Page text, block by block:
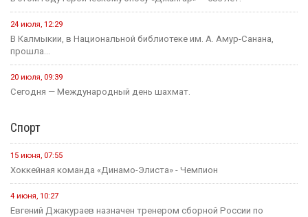
24 июля, 12:29
В Калмыкии, в Национальной библиотеке им. А. Амур-Санана,
прошла...
20 июля, 09:39
Сегодня — Международный день шахмат.
Спорт
15 июня, 07:55
Хоккейная команда «Динамо-Элиста» - Чемпион
4 июня, 10:27
Евгений Джакураев назначен тренером сборной России по